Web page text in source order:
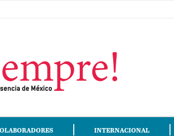
INTERNACIONAL